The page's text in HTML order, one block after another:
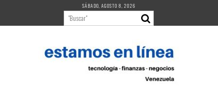
contenido
SÁBADO, AGOSTO 8, 2026